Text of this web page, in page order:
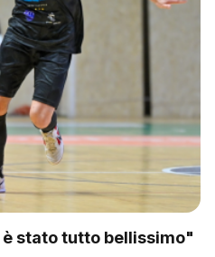
stato tutto bellissimo"